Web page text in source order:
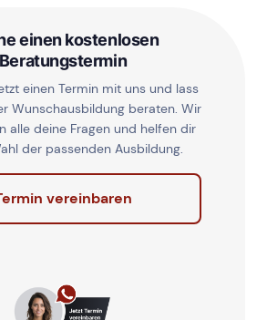
einen kostenlosen
Beratungstermin
einen Termin mit uns und lass
Wunschausbildung beraten. Wir
alle deine Fragen und helfen dir
der passenden Ausbildung.
vereinbaren